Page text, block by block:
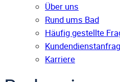
Über uns
Rund ums Bad
Häufig gestellte
Karriere